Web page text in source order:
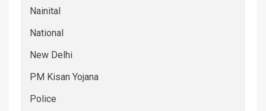
Nainital
National
New Delhi
PM Kisan Yojana
Police